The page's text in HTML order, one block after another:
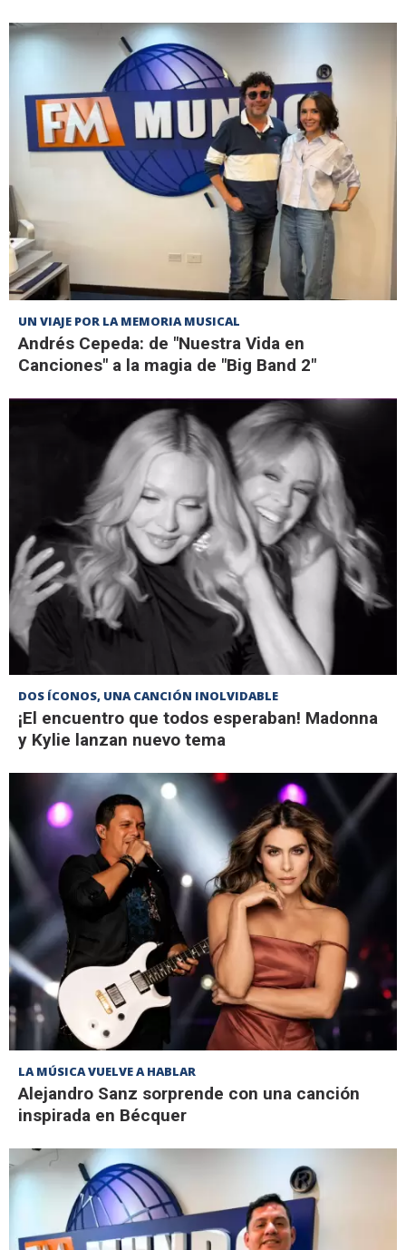
UN VIAJE POR LA MEMORIA MUSICAL
Andrés Cepeda: de "Nuestra Vida en
Canciones" a la magia de "Big Band 2"
DOS ÍCONOS, UNA CANCIÓN INOLVIDABLE
¡El encuentro que todos esperaban! Madonna
y Kylie lanzan nuevo tema
LA MÚSICA VUELVE A HABLAR
Alejandro Sanz sorprende con una canción
inspirada en Bécquer